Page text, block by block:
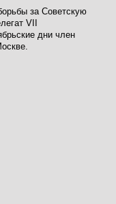
за Советскую
VII
дни член